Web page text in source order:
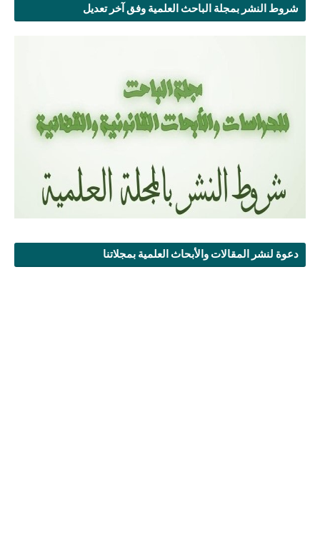
شروط النشر بمجلة الباحث العلمية وفق آخر تعديل
دعوة لنشر المقالات والأبحاث العلمية بمجلاتنا